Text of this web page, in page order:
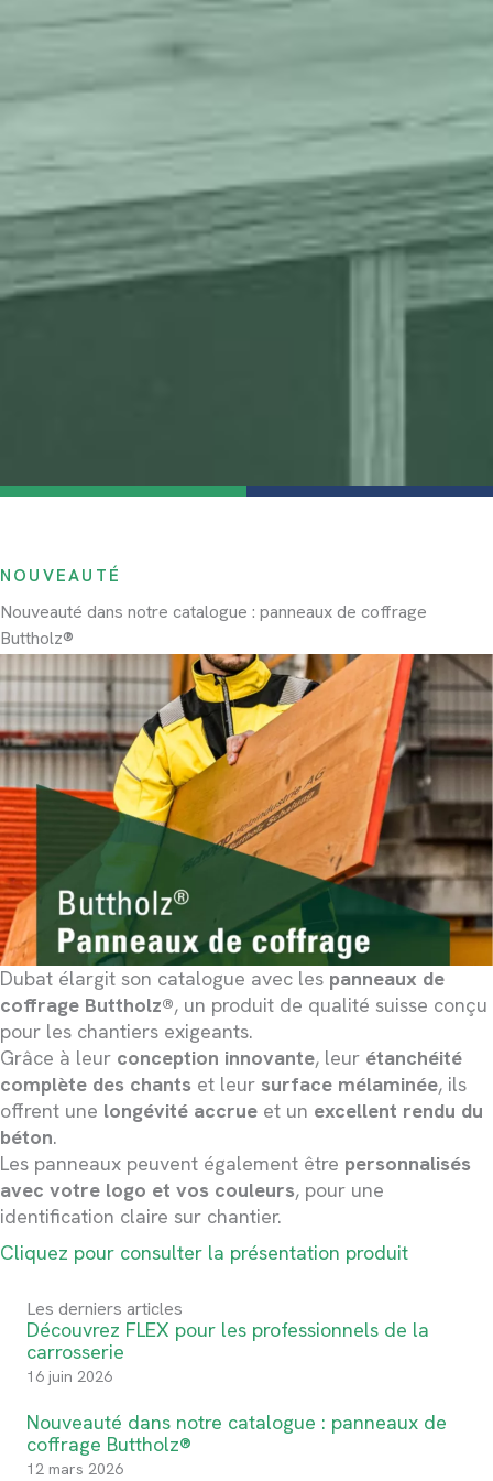
NOUVEAUTÉ
Nouveauté dans notre catalogue : panneaux de coffrage
Buttholz®
Les derniers articles
Découvrez FLEX pour les professionnels de la
carrosserie
16 juin 2026
Nouveauté dans notre catalogue : panneaux de
coffrage Buttholz®
12 mars 2026
Dubat élargit son catalogue avec les panneaux de
coffrage Buttholz®, un produit de qualité suisse conçu
pour les chantiers exigeants.
Grâce à leur conception innovante, leur étanchéité
complète des chants et leur surface mélaminée, ils
offrent une longévité accrue et un excellent rendu du
béton.
Les panneaux peuvent également être personnalisés
avec votre logo et vos couleurs, pour une
identification claire sur chantier.
Cliquez pour consulter la présentation produit